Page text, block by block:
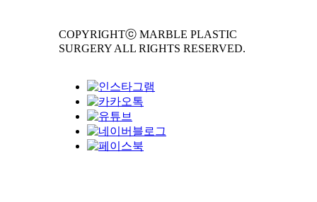
COPYRIGHTⓒ MARBLE PLASTIC
SURGERY ALL RIGHTS RESERVED.